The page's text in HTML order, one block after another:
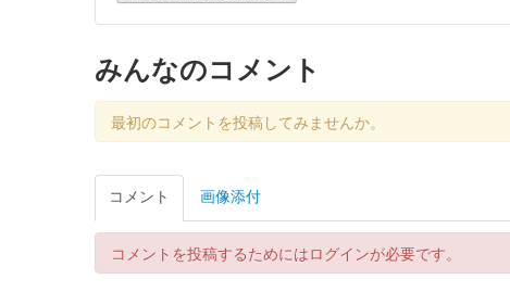
販売終了
丸岡城 御城印 令和七年秋版
販売終了
丸岡城 御城印 令和七年秋版 一筆啓上
販売終了
みんなのコメント
最初のコメントを投稿してみませんか。
コメント 画像添付
コメントを投稿するためにはログインが必要です。